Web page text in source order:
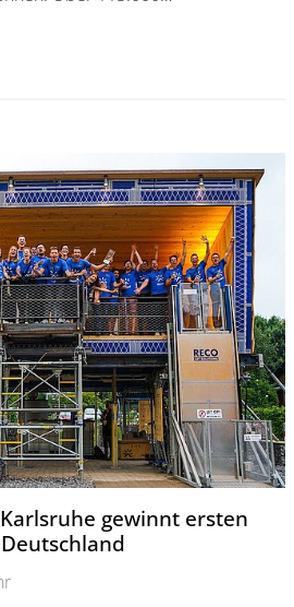
endet mit Besucher*innen-
gewinnt ersten